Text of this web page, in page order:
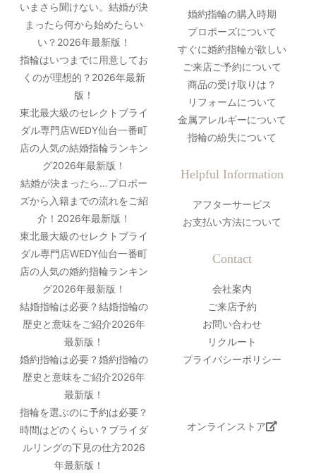
いまさら聞けない。結婚が決
まったら何から始めたらい
い？2026年最新版！
指輪はいつまでに用意してお
くのが理想的？2026年最新
版！
東北最大級のセレクトブライ
ダル専門店WEDY仙台一番町
店の人気の結婚指輪ランキン
グ2026年最新版！
結婚が決まったら…プロポー
ズから入籍までの流れをご紹
介！2026年最新版！
東北最大級のセレクトブライ
ダル専門店WEDY仙台一番町
店の人気の婚約指輪ランキン
グ2026年最新版！
結婚指輪は必要？結婚指輪の
歴史と意味をご紹介2026年
最新版！
婚約指輪は必要？婚約指輪の
歴史と意味をご紹介2026年
最新版！
指輪を選ぶのに予約は必要？
時間はどのくらい？ブライダ
ルリングの下見の仕方2026
年最新版！
婚約指輪の購入時期
プロポーズについて
すぐに婚約指輪が欲しい
ご来店ご予約について
商品の受け取りは？
リフォームについて
金属アレルギーについて
指輪の紛失について
Helpful Information
アフターサービス
お支払い方法について
Contact
会社案内
ご来店予約
お問い合わせ
リクルート
プライバシーポリシー
オンラインストア